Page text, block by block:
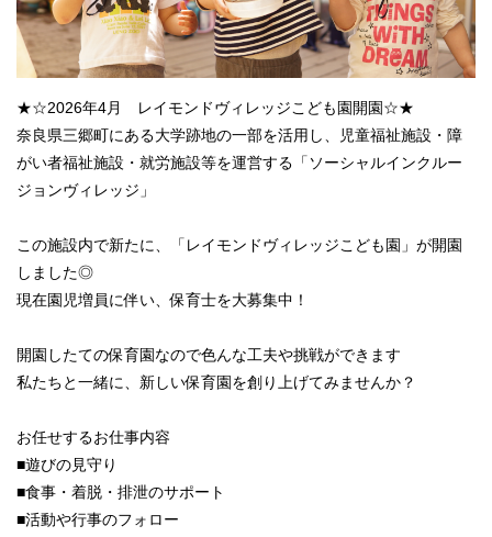
★☆2026年4月 レイモンドヴィレッジこども園開園☆★
奈良県三郷町にある大学跡地の一部を活用し、児童福祉施設・障
がい者福祉施設・就労施設等を運営する「ソーシャルインクルー
ジョンヴィレッジ」
この施設内で新たに、「レイモンドヴィレッジこども園」が開園
しました◎
現在園児増員に伴い、保育士を大募集中！
開園したての保育園なので色んな工夫や挑戦ができます
私たちと一緒に、新しい保育園を創り上げてみませんか？
お任せするお仕事内容
■遊びの見守り
■食事・着脱・排泄のサポート
■活動や行事のフォロー